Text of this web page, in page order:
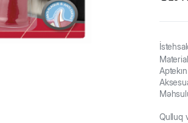
Material
Qulluq